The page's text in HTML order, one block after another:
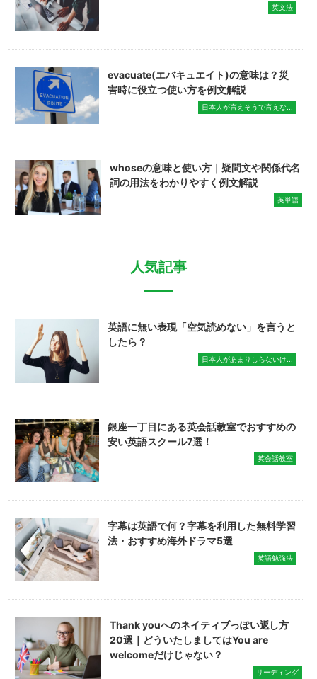
英文法
evacuate(エバキュエイト)の意味は？災
害時に役立つ使い方を例文解説
日本人が言えそうで言えな...
whoseの意味と使い方｜疑問文や関係代名
詞の用法をわかりやすく例文解説
英単語
人気記事
英語に無い表現「空気読めない」を言うと
したら？
日本人があまりしらないけ...
銀座一丁目にある英会話教室でおすすめの
安い英語スクール7選！
英会話教室
字幕は英語で何？字幕を利用した無料学習
法・おすすめ海外ドラマ5選
英語勉強法
Thank youへのネイティブっぽい返し方
20選｜どういたしましてはYou are
welcomeだけじゃない？
リーディング